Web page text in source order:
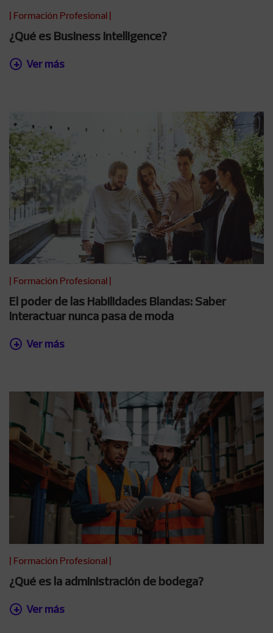
| Formación Profesional |
¿Qué es Business Intelligence?
Ver más
| Formación Profesional |
El poder de las Habilidades Blandas: Saber
interactuar nunca pasa de moda
Ver más
| Formación Profesional |
¿Qué es la administración de bodega?
Ver más